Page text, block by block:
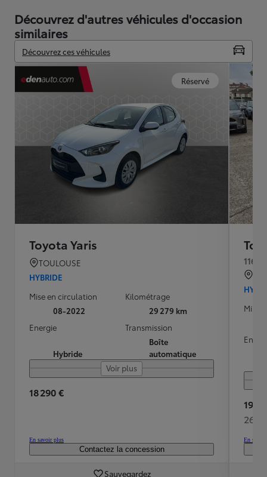
Découvrez d'autres véhicules d'occasion
similaires
Découvrez ces véhicules
Réservé
Toyota Yaris
TOULOUSE
HYBRIDE
Mise en circulation
08-2022
Kilométrage
29 279 km
Energie
Hybride
Transmission
Boîte
automatique
Voir plus
18 290 €
En savoir plus
Contactez la concession
Sauvegardez
116h
Mise
19
269
En